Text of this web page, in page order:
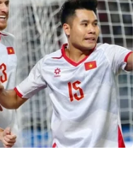
trung ương:
kê đơn thuốc, trong
thuốc sản xuất tại
đơn thuộc nhập khẩu,